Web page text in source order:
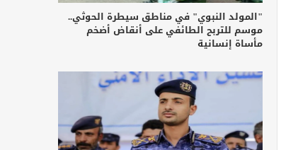
"المولد النبوي" في مناطق سيطرة الحوثي..
موسم للتربح الطائفي على أنقاض أضخم
مأساة إنسانية